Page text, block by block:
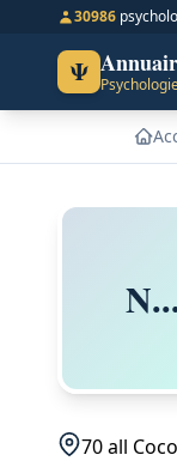
30986
Ψ
70 all